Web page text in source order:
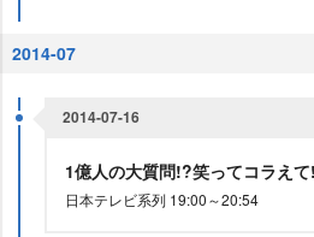
2014-07
2014-07-16
1億人の大質問!?笑ってコラえ
日本テレビ系列 19:00～20:54